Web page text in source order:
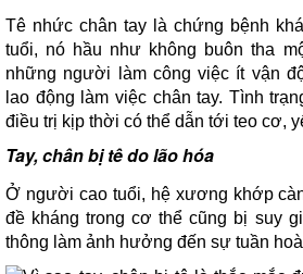
Tê nhức chân tay là chứng bệnh
tuổi, nó hầu như không buôn tha
những người làm công việc ít vận
lao động làm việc chân tay. Tình
điều trị kịp thời có thể dẫn tới teo cơ,
Tay, chân bị tê do lão hóa
Ở người cao tuổi, hệ xương khớp
đề kháng trong cơ thể cũng bị suy
thông làm ảnh hưởng đến sự tuần